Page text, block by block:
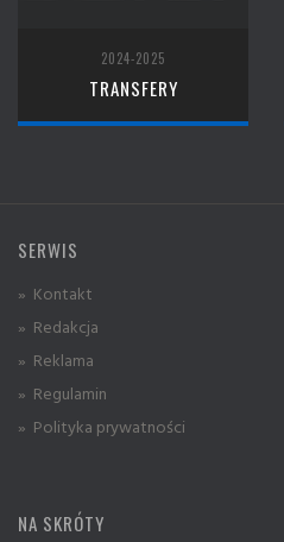
2024-2025
TRANSFERY
SERWIS
» Kontakt
» Redakcja
» Reklama
» Regulamin
» Polityka prywatności
NA SKRÓTY